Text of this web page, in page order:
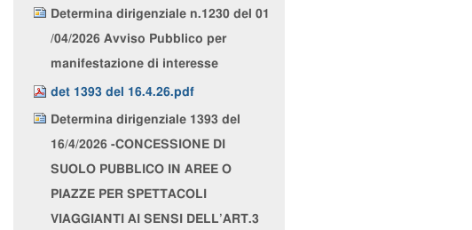
Determina dirigenziale n.1230 del 01
/04/2026 Avviso Pubblico per
manifestazione di interesse
det 1393 del 16.4.26.pdf
Determina dirigenziale 1393 del
16/4/2026 -CONCESSIONE DI
SUOLO PUBBLICO IN AREE O
PIAZZE PER SPETTACOLI
VIAGGIANTI AI SENSI DELL’ART.3